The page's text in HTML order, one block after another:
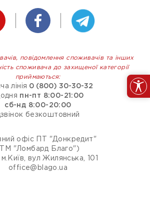
повідомлення споживачів та інших
споживача до захищеної категорії
приймаються:
лінія 0 (800) 30-30-32
пн-пт 8:00-21:00
сб-нд 8:00-20:00
безкоштовний
офіс ПТ "Донкредит"
"Ломбард Благо")
м.Київ, вул Жилянська, 101
office@blago.ua